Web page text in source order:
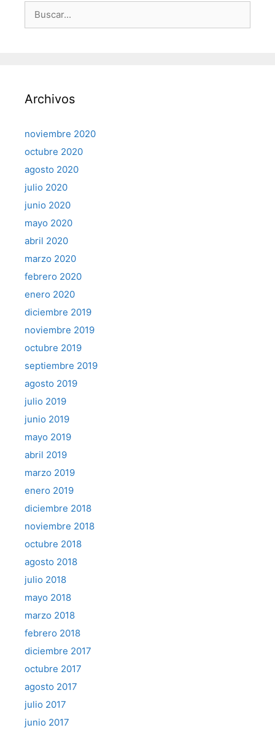
Archivos
noviembre 2020
octubre 2020
agosto 2020
julio 2020
junio 2020
mayo 2020
abril 2020
marzo 2020
febrero 2020
enero 2020
diciembre 2019
noviembre 2019
octubre 2019
septiembre 2019
agosto 2019
julio 2019
junio 2019
mayo 2019
abril 2019
marzo 2019
enero 2019
diciembre 2018
noviembre 2018
octubre 2018
agosto 2018
julio 2018
mayo 2018
marzo 2018
febrero 2018
diciembre 2017
octubre 2017
agosto 2017
julio 2017
junio 2017